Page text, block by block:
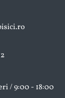
/ 9:00 - 18:00